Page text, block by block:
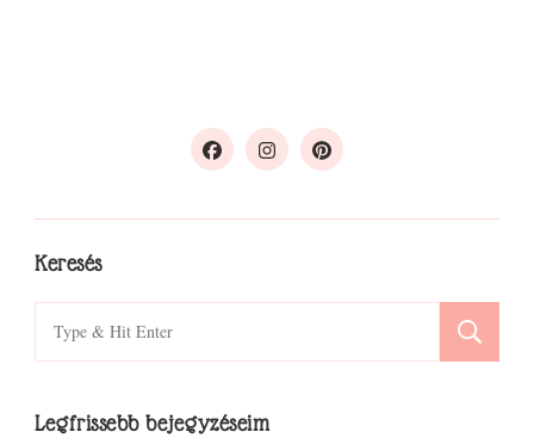
Keresés
Search
for:
Legfrissebb bejegyzéseim